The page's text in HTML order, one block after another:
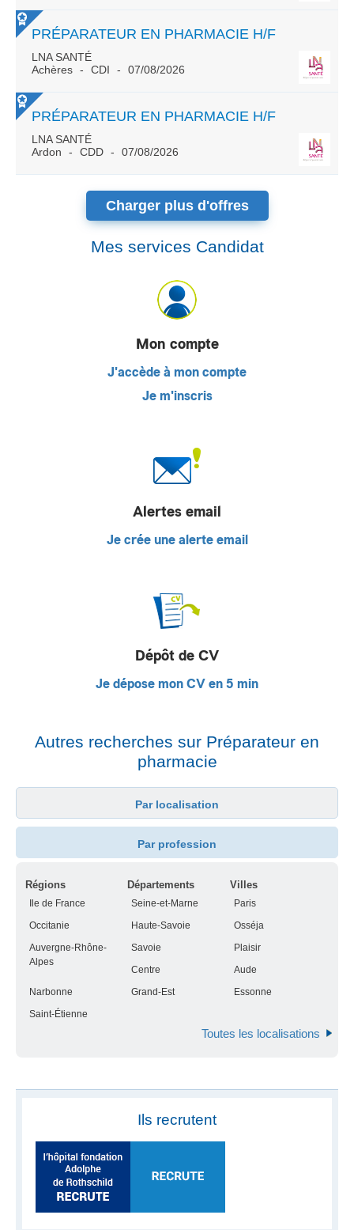
PRÉPARATEUR EN PHARMACIE H/F
LNA SANTÉ
Achères
CDI 07/08/2026
PRÉPARATEUR EN PHARMACIE H/F
LNA SANTÉ
Ardon
CDD 07/08/2026
Charger plus d'offres
Mes services Candidat
Mon compte
J'accède à mon compte
Je m'inscris
Alertes email
Je crée une alerte email
Dépôt de CV
Je dépose mon CV en 5 min
Autres recherches sur Préparateur en
pharmacie
Par localisation
Par profession
Régions Départements Villes
Ile de France Seine-et-Marne
Paris
Occitanie
Haute-Savoie
Osséja
Auvergne-Rhône-
Alpes
Savoie
Plaisir
Centre
Aude
Narbonne
Grand-Est
Essonne
Saint-Étienne
Toutes les localisations
Ils recrutent